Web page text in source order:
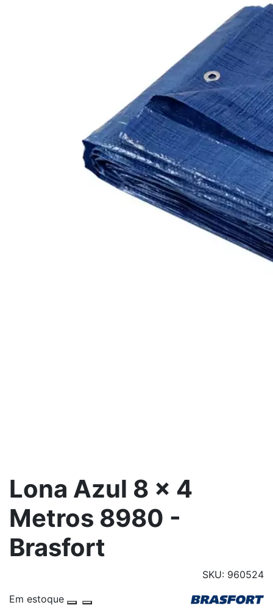
Lona Azul 8 x 4
Metros 8980 -
Brasfort
SKU: 960524
Em estoque